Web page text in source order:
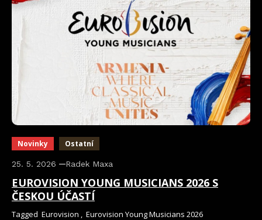
Novinky Ostatní
25. 5. 2026 Radek Maxa
EUROVISION YOUNG MUSICIANS 2026 S
ČESKOU ÚČASTÍ
Tagged Eurovision Eurovision Young Musicians 2026